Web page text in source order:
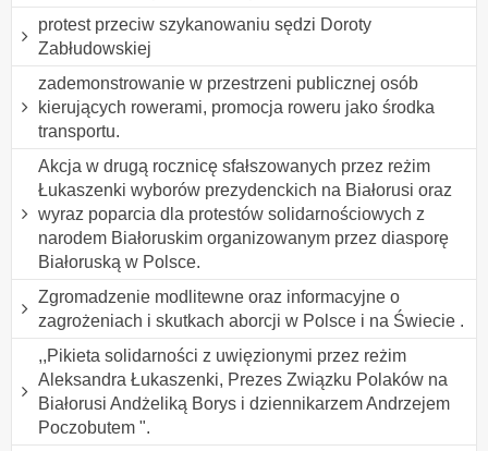
protest przeciw szykanowaniu sędzi Doroty
Zabłudowskiej
zademonstrowanie w przestrzeni publicznej osób
kierujących rowerami, promocja roweru jako środka
transportu.
Akcja w drugą rocznicę sfałszowanych przez reżim
Łukaszenki wyborów prezydenckich na Białorusi oraz
wyraz poparcia dla protestów solidarnościowych z
narodem Białoruskim organizowanym przez diasporę
Białoruską w Polsce.
Zgromadzenie modlitewne oraz informacyjne o
zagrożeniach i skutkach aborcji w Polsce i na Świecie .
,,Pikieta solidarności z uwięzionymi przez reżim
Aleksandra Łukaszenki, Prezes Związku Polaków na
Białorusi Andżeliką Borys i dziennikarzem Andrzejem
Poczobutem ".